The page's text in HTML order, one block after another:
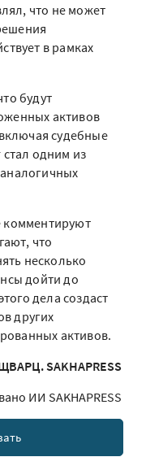
что не может
в рамках
будут
активов
судебные
стал одним из
комментируют
что
несколько
дойти до
дела создаст
других
активов.
SAKHAPRESS
ИИ SAKHAPRESS